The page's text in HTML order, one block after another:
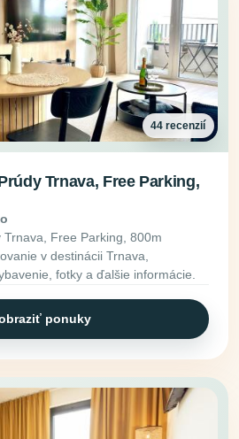
44 recenzií
Trnava, Free Parking,
Free Parking, 800m
v destinácii Trnava,
fotky a ďalšie informácie.
ponuky